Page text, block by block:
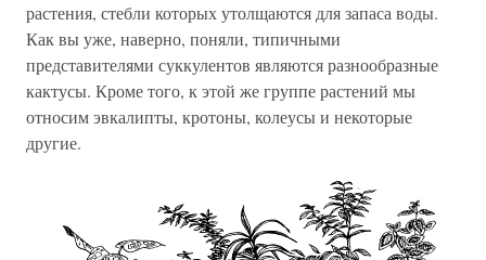
растения, стебли которых утолщаются для запаса воды.
Как вы уже, наверно, поняли, типичными
представителями суккулентов являются разнообразные
кактусы. Кроме того, к этой же группе растений мы
относим эвкалипты, кротоны, колеусы и некоторые
другие.